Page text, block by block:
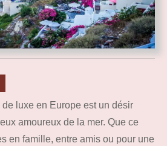
de luxe en Europe est un désir
amoureux de la mer. Que ce
en famille, entre amis ou pour une